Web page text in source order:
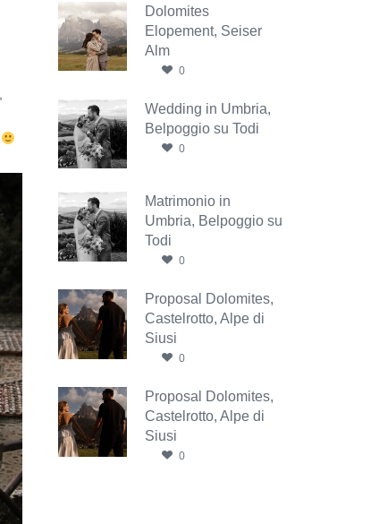
Dolomites
Elopement, Seiser
Alm
0
Wedding in Umbria,
Belpoggio su Todi
0
Matrimonio in
Umbria, Belpoggio su
Todi
0
Proposal Dolomites,
Castelrotto, Alpe di
Siusi
0
Proposal Dolomites,
Castelrotto, Alpe di
Siusi
0